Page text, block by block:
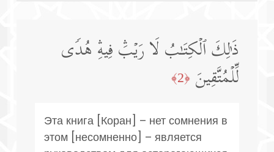
ذَ ٰ⁠لِكَ ٱلۡكِتَـٰبُ لَا رَیۡبَۛ فِیهِۛ هُدࣰى
لِّلۡمُتَّقِینَ ﴿2﴾
Эта книга [Коран] – нет сомнения в
этом [несомненно] – является